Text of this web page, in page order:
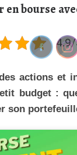
bourse
actions et
budget :
son